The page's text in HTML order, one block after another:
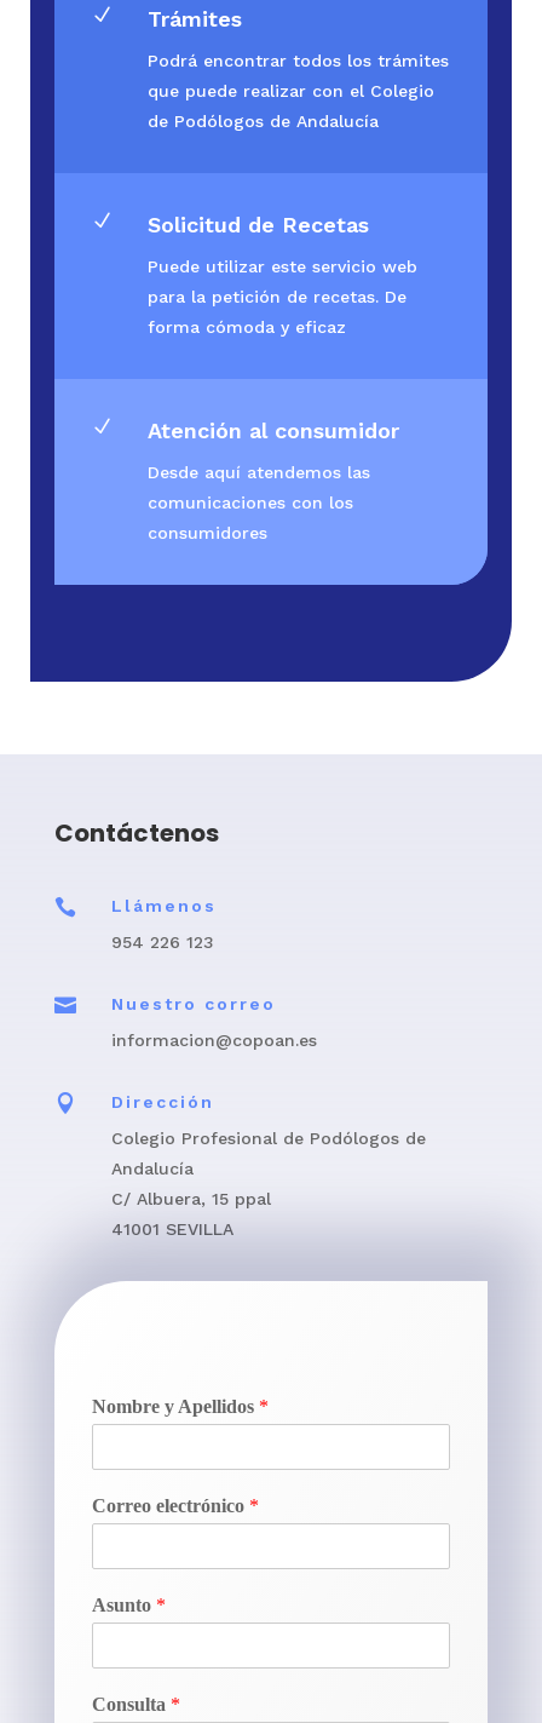
N Trámites
Podrá encontrar todos los trámites
que puede realizar con el Colegio
de Podólogos de Andalucía
N Solicitud de Recetas
Puede utilizar este servicio web
para la petición de recetas. De
forma cómoda y eficaz
N Atención al consumidor
Desde aquí atendemos las
comunicaciones con los
consumidores
Contáctenos

Llámenos
954 226 123

Nuestro correo
informacion@copoan.es

Dirección
Colegio Profesional de Podólogos de
Andalucía
C/ Albuera, 15 ppal
41001 SEVILLA
Nombre y Apellidos *
Correo electrónico *
Asunto *
Consulta *